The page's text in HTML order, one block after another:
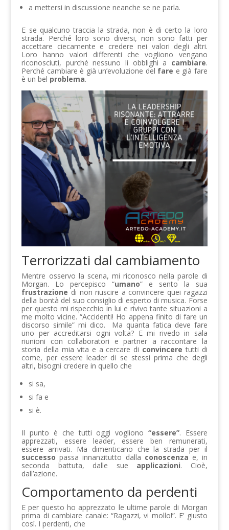
a mettersi in discussione neanche se ne parla.
E se qualcuno traccia la strada, non è di certo la loro
strada. Perché loro sono diversi, non sono fatti per
accettare ciecamente e credere nei valori degli altri.
Loro hanno valori differenti che vogliono vengano
riconosciuti, purché nessuno li obblighi a cambiare.
Perché cambiare è già un’evoluzione del fare e già fare
è un bel problema.
Terrorizzati dal cambiamento
Mentre osservo la scena, mi riconosco nella parole di
Morgan. Lo percepisco “umano” e sento la sua
frustrazione di non riuscire a convincere quei ragazzi
della bontà del suo consiglio di esperto di musica. Forse
per questo mi rispecchio in lui e rivivo tante situazioni a
me molto vicine. “Accidenti! Ho appena finito di fare un
discorso simile” mi dico. Ma quanta fatica deve fare
uno per accreditarsi ogni volta? E mi rivedo in sala
riunioni con collaboratori e partner a raccontare la
storia della mia vita e a cercare di convincere tutti di
come, per essere leader di se stessi prima che degli
altri, bisogni credere in quello che
si sa,
si fa e
si è.
Il punto è che tutti oggi vogliono “essere”. Essere
apprezzati, essere leader, essere ben remunerati,
essere arrivati. Ma dimenticano che la strada per il
successo passa innanzitutto dalla conoscenzae, in
seconda battuta, dalle sue applicazioni. Cioè,
dall’azione.
Comportamento da perdenti
E per questo ho apprezzato le ultime parole di Morgan
prima di cambiare canale: “Ragazzi, vi mollo!”. E’ giusto
così. I perdenti, che